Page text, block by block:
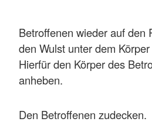
Betroffenen wieder auf den
den Wulst unter dem
Hierfür den Körper des
anheben.
Den Betroffenen zudecken.